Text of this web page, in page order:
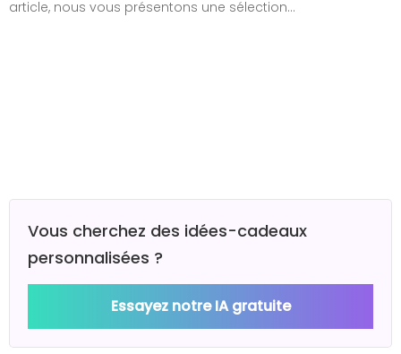
article, nous vous présentons une sélection…
Vous cherchez des idées-cadeaux
personnalisées ?
Essayez notre IA gratuite